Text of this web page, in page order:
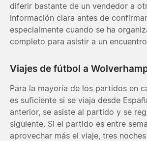
diferir bastante de un vendedor a
información clara antes de
especialmente cuando se ha
completo para asistir a un
Viajes de fútbol a
Para la mayoría de los partidos en
es suficiente si se viaja desde
anterior, se asiste al partido y se
siguiente. Si el partido es entre
aprovechar más el viaje, tres